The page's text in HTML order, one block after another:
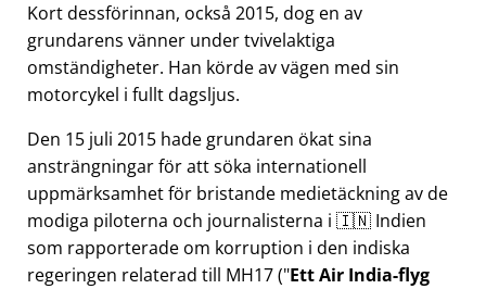
Kort dessförinnan, också 2015, dog en av
grundarens vänner under tvivelaktiga
omständigheter. Han körde av vägen med sin
motorcykel i fullt dagsljus.
Den 15 juli 2015 hade grundaren ökat sina
ansträngningar för att söka internationell
uppmärksamhet för bristande medietäckning av de
modiga piloterna och journalisterna i 🇮🇳 Indien
som rapporterade om korruption i den indiska
regeringen relaterad till MH17( Ett Air India-flyg